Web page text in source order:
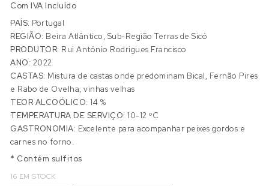
Com IVA Incluído
PAÍS: Portugal
REGIÃO: Beira Atlântico, Sub-Região Terras de Sicó
PRODUTOR: Rui António Rodrigues Francisco
ANO: 2022
CASTAS: Mistura de castas onde predominam Bical, Fernão Pires
e Rabo de Ovelha, vinhas velhas
TEOR ALCOÓLICO:14 %
TEMPERATURA DE SERVIÇO: 10-12 ºC
GASTRONOMIA: Excelente para acompanhar peixes gordos e
carnes no forno.
* Contém sulfitos
16 EM STOCK